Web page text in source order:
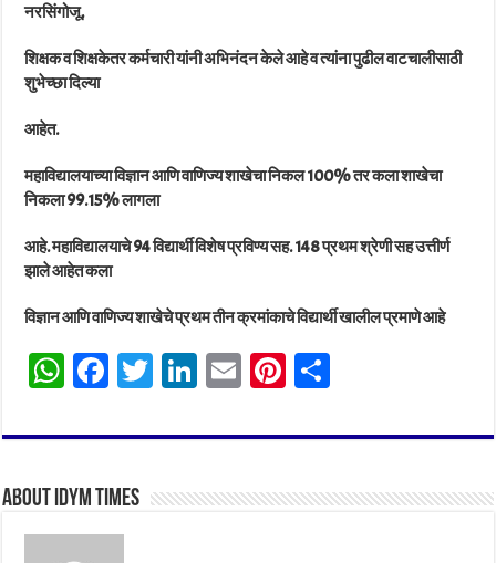
नरसिंगोजू,
शिक्षक व शिक्षकेतर कर्मचारी यांनी अभिनंदन केले आहे व त्यांना पुढील वाटचालीसाठी
शुभेच्छा दिल्या
आहेत.
महाविद्यालयाच्या विज्ञान आणि वाणिज्य शाखेचा निकल 100% तर कला शाखेचा
निकला 99.15% लागला
आहे. महाविद्यालयाचे 94 विद्यार्थी विशेष प्रविण्य सह. 148 प्रथम श्रेणी सह उत्तीर्ण
झाले आहेत कला
विज्ञान आणि वाणिज्य शाखेचे प्रथम तीन क्रमांकाचे विद्यार्थी खालील प्रमाणे आहे
W
ts
A
pp
Fa
bo
ok
T
tt
Li
ed
E
ail
Pi
er
t
e
About IDYM Times